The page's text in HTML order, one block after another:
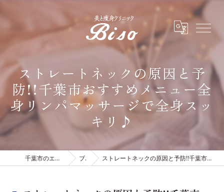
ストレートネックの原因と予
防!!千葉市おすすめメニュー全
身リンパマッサージで全身スッ
キリ♪
千葉市のエステは有限会社ビソウ ブログ ストレートネックの原因と予防!!千葉市おすすめメニュー全身リンパマッサージで全身スッキリ♪